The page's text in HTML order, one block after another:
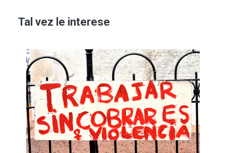
Tal vez le interese
Imagen